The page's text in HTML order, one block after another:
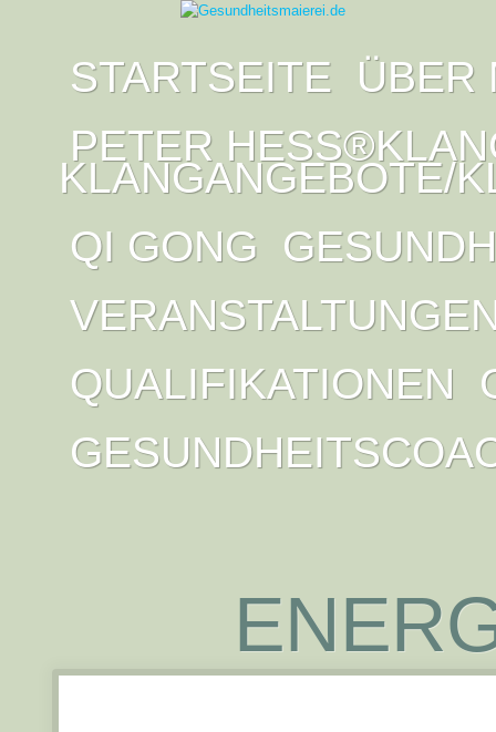
STARTSEITE
ÜBER
PETER
KLANGANGEBOTE/
QI GONG
QUALIFIKATIONEN